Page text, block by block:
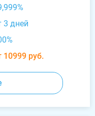
3 дней
10999 руб.